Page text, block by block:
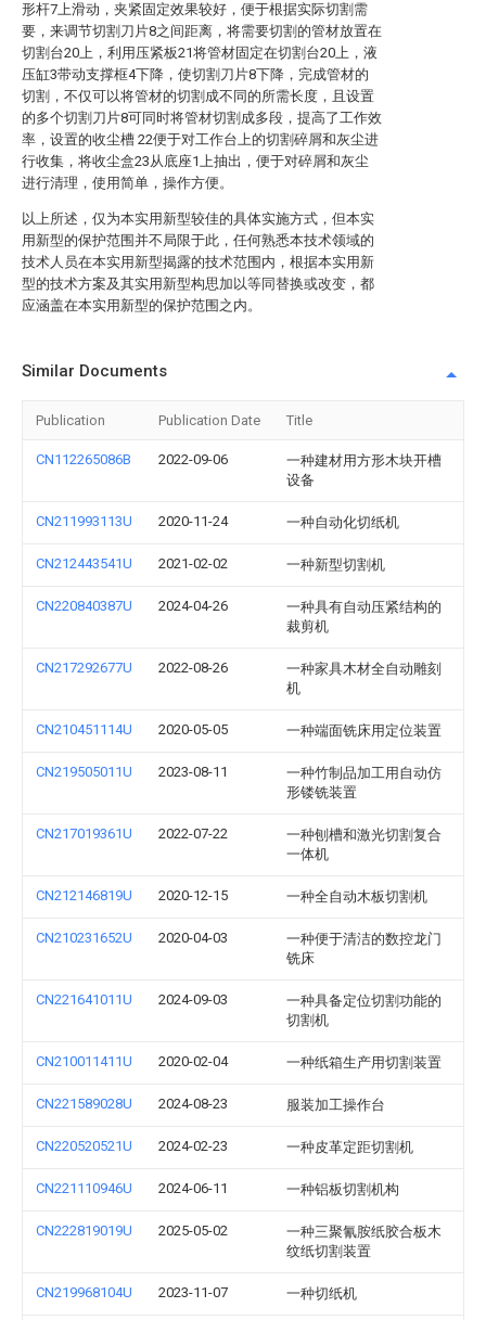
形杆7上滑动，夹紧固定效果较好，便于根据实际切割需
要，来调节切割刀片8之间距离，将需要切割的管材放置在
切割台20上，利用压紧板21将管材固定在切割台20上，液
压缸3带动支撑框4下降，使切割刀片8下降，完成管材的
切割，不仅可以将管材的切割成不同的所需长度，且设置
的多个切割刀片8可同时将管材切割成多段，提高了工作效
率，设置的收尘槽 22便于对工作台上的切割碎屑和灰尘进
行收集，将收尘盒23从底座1上抽出，便于对碎屑和灰尘
进行清理，使用简单，操作方便。
以上所述，仅为本实用新型较佳的具体实施方式，但本实
用新型的保护范围并不局限于此，任何熟悉本技术领域的
技术人员在本实用新型揭露的技术范围内，根据本实用新
型的技术方案及其实用新型构思加以等同替换或改变，都
应涵盖在本实用新型的保护范围之内。
Similar Documents
Publication Publication Date Title
CN112265086B 2022-09-06
一种建材用方形木块开槽
设备
CN211993113U 2020-11-24 一种自动化切纸机
CN212443541U 2021-02-02 一种新型切割机
CN220840387U 2024-04-26
一种具有自动压紧结构的
裁剪机
CN217292677U 2022-08-26
一种家具木材全自动雕刻
机
CN210451114U 2020-05-05 一种端面铣床用定位装置
CN219505011U 2023-08-11
一种竹制品加工用自动仿
形镂铣装置
CN217019361U 2022-07-22
一种刨槽和激光切割复合
一体机
CN212146819U 2020-12-15 一种全自动木板切割机
CN210231652U 2020-04-03
一种便于清洁的数控龙门
铣床
CN221641011U 2024-09-03
一种具备定位切割功能的
切割机
CN210011411U 2020-02-04 一种纸箱生产用切割装置
CN221589028U 2024-08-23 服装加工操作台
CN220520521U 2024-02-23 一种皮革定距切割机
CN221110946U 2024-06-11 一种铝板切割机构
CN222819019U 2025-05-02
一种三聚氰胺纸胶合板木
纹纸切割装置
CN219968104U 2023-11-07 一种切纸机